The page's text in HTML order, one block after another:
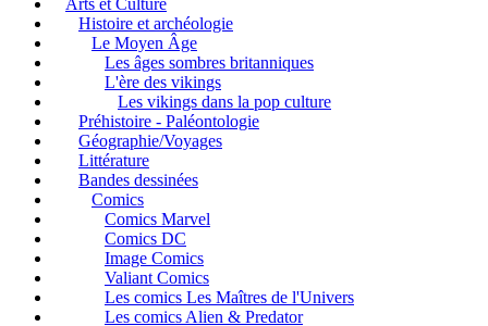
Arts et Culture
Histoire et archéologie
Le Moyen Âge
Les âges sombres britanniques
L'ère des vikings
Les vikings dans la pop culture
Préhistoire - Paléontologie
Géographie/Voyages
Littérature
Bandes dessinées
Comics
Comics Marvel
Comics DC
Image Comics
Valiant Comics
Les comics Les Maîtres de l'Univers
Les comics Alien & Predator